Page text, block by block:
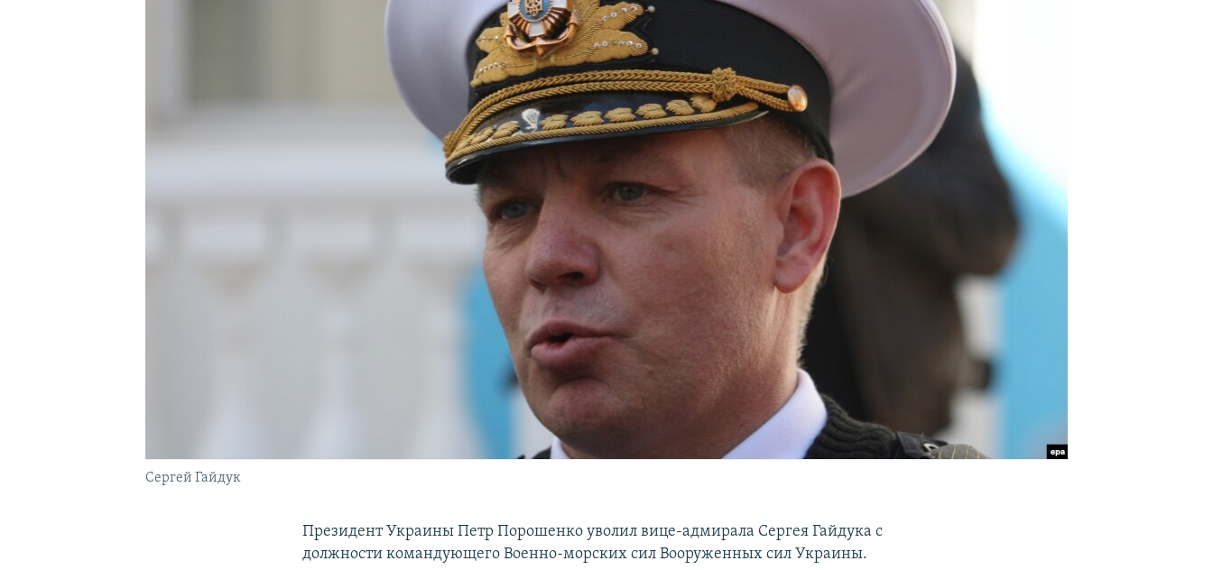
Сергей Гайдук
Президент Украины Петр Порошенко уволил вице-адмирала Сергея Гайдука с
должности командующего Военно-морских сил Вооруженных сил Украины.